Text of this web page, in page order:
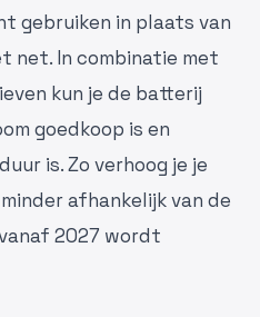
gebruiken in plaats van
net. In combinatie met
kun je de batterij
goedkoop is en
is. Zo verhoog je je
afhankelijk van de
2027 wordt